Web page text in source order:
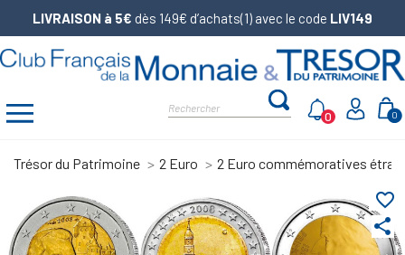
LIVRAISON à 5€ dès 149€ d’achats(1) avec le code LIV149
0
0
Trésor du Patrimoine 2 Euro 2 Euro commémoratives
share
favorite_border